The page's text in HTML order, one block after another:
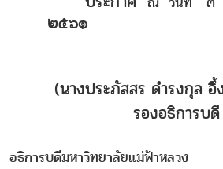
๒๕๖๑
(นางประภัสสร ดำรงกุล
รองอธิการบดี
ปฏิบัติกา
อธิการบดีมหาวิทยาลัยแม่ฟ้าหลวง